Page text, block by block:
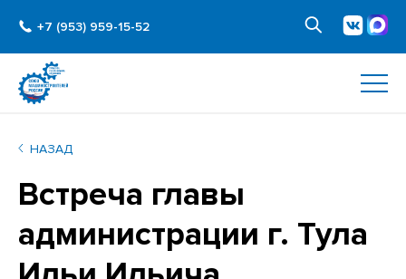
+7 (953) 959-15-52
НАЗАД
Встреча главы
администрации г. Тула